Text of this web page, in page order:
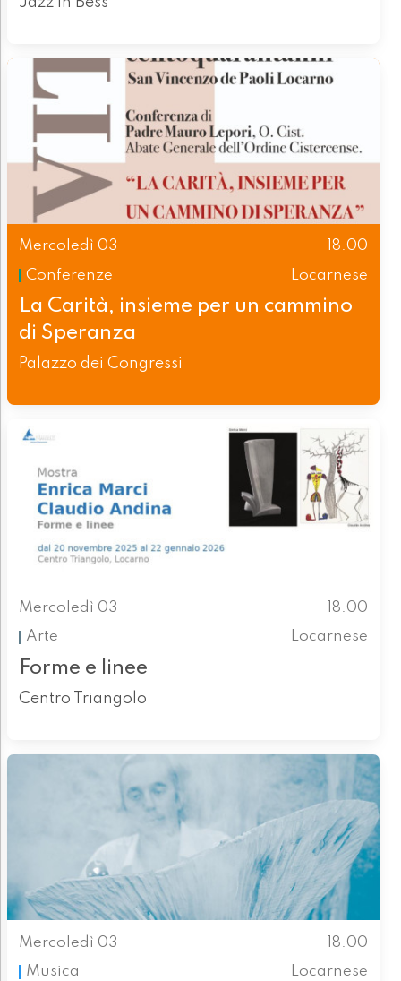
Mercoledì 03
18.00
Conferenze
Locarnese
La Carità, insieme per un cammino
di Speranza
Palazzo dei Congressi
Mercoledì 03
18.00
Arte
Locarnese
Forme e linee
Centro Triangolo
Mercoledì 03
18.00
Musica
Locarnese